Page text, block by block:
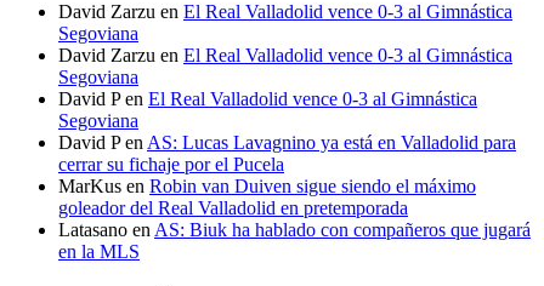
David Zarzu en El Real Valladolid vence 0-3 al Gimnástica
Segoviana
David Zarzu en El Real Valladolid vence 0-3 al Gimnástica
Segoviana
David P en El Real Valladolid vence 0-3 al Gimnástica
Segoviana
David P en AS: Lucas Lavagnino ya está en Valladolid para
cerrar su fichaje por el Pucela
MarKus en Robin van Duiven sigue siendo el máximo
goleador del Real Valladolid en pretemporada
Latasano en AS: Biuk ha hablado con compañeros que jugará
en la MLS